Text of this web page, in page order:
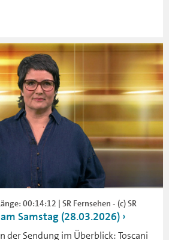
00:14:12 | SR Fernsehen - (c) SR
Samstag (28.03.2026)
der Sendung im Überblick: Toscani